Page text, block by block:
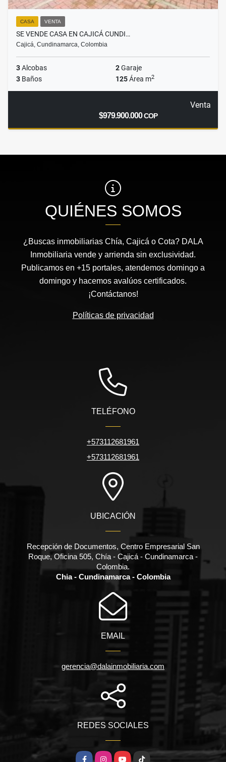
CASA VENTA
SE VENDE CASA EN CAJICÁ CUNDI…
Cajicá, Cundinamarca, Colombia
3Alcobas 2Garaje
3 Baños 125Área m2
Venta
$979.900.000COP
QUIÉNES SOMOS
¿Buscas inmobiliarias Chía, Cajicá o Cota? DALA
Inmobiliaria vende y arrienda sin exclusividad.
Publicamos en +15 portales, atendemos domingo a
domingo y hacemos avalúos certificados.
¡Contáctanos!
Políticas de privacidad
TELÉFONO
+573112681961
+573112681961
UBICACIÓN
Recepción de Documentos, Centro Empresarial San
Roque, Oficina 505, Chía - Cajicá - Cundinamarca -
Colombia.
Chia - Cundinamarca - Colombia
EMAIL
gerencia@dalainmobiliaria.com
REDES SOCIALES
FacebookInstagramYouTube
TikTok